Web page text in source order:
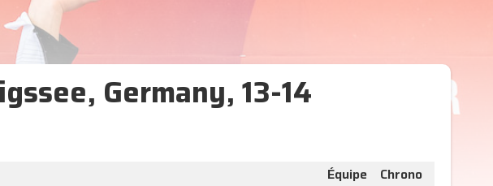
Germany, 13-14
Équipe
Chrono